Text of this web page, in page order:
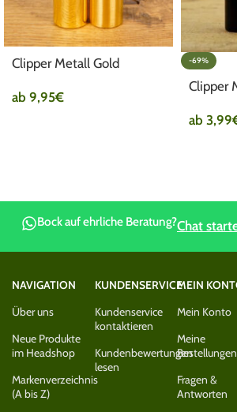
Clipper Metall Gold
ab 9,95€
-69%
Clipper
ab 3,99
Bock auf ehrliche Beratung?Chat
NAVIGATION
Über uns
Neue Produkte
im Headshop
Markenverzeichnis
(A bis Z)
KUNDENSERVICE
Kundenservice
kontaktieren
Kundenbewertungen
lesen
MEIN
Mein Konto
Meine
Bestellungen
Fragen &
Antworten